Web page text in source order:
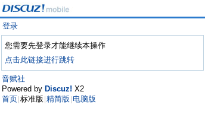
登录
您需要先登录才能继续本操作
点击此链接进行跳转
音赋社
Powered by Discuz! X2
首页 标准版 精简版 电脑版